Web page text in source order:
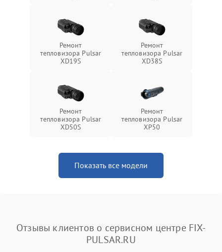
Ремонт
тепловизора Pulsar
XD19S
Ремонт
тепловизора Pulsar
XD38S
Ремонт
тепловизора Pulsar
XD50S
Ремонт
тепловизора Pulsar
XP50
Показать все модели
Отзывы клиентов о сервисном центре FIX-
PULSAR.RU